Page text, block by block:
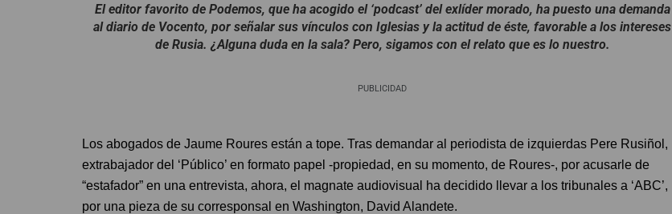
El editor favorito de Podemos, que ha acogido el ‘podcast’ del exlíder morado, ha puesto una demanda
al diario de Vocento, por señalar sus vínculos con Iglesias y la actitud de éste, favorable a los intereses
de Rusia. ¿Alguna duda en la sala? Pero, sigamos con el relato que es lo nuestro.
PUBLICIDAD
Los abogados de Jaume Roures están a tope. Tras demandar al periodista de izquierdas Pere Rusiñol,
extrabajador del ‘Público’ en formato papel -propiedad, en su momento, de Roures-, por acusarle de
“estafador” en una entrevista, ahora, el magnate audiovisual ha decidido llevar a los tribunales a ‘ABC’,
por una pieza de su corresponsal en Washington, David Alandete.